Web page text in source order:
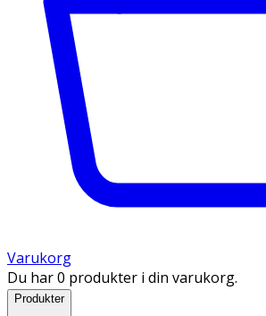
Varukorg
Du har 0 produkter i din varukorg.
Produkter